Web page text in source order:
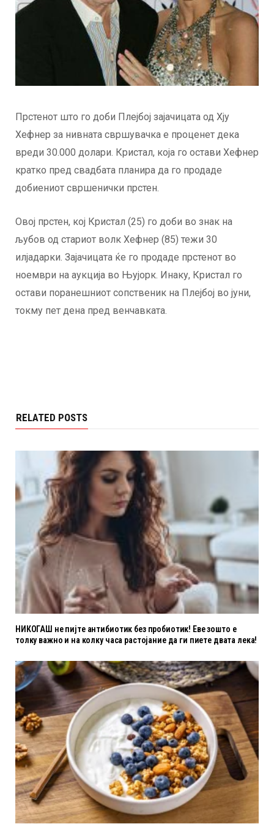
Прстенот што го доби Плејбој зајачицата од Хју
Хефнер за нивната свршувачка е проценет дека
вреди 30.000 долари. Кристал, која го остави Хефнер
кратко пред свадбата планира да го продаде
добиениот свршенички прстен.
Овој прстен, кој Кристал (25) го доби во знак на
љубов од стариот волк Хефнер (85) тежи 30
илјадарки. Зајачицата ќе го продаде прстенот во
ноември на аукција во Њујорк. Инаку, Кристал го
остави поранешниот сопственик на Плејбој во јуни,
токму пет дена пред венчавката.
RELATED POSTS
НИКОГАШ не пијте антибиотик без пробиотик! Еве зошто е
толку важно и на колку часа растојание да ги пиете двата лека!